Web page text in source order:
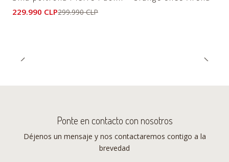
229.990 CLP299.990 CLP
Ponte en contacto con nosotros
Déjenos un mensaje y nos contactaremos contigo a la
brevedad